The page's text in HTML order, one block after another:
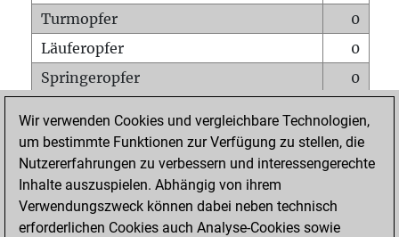
Turmopfer
0
Läuferopfer
0
Springeropfer
0
Matt auf vollem Brett
0
Bauer setzt Matt
0
Erstickte Matts
Unterverwandlungen
Wir verwenden Cookies und vergleichbare Technologien,
um bestimmte Funktionen zur Verfügung zu stellen, die
Nutzererfahrungen zu verbessern und interessengerechte
Inhalte auszuspielen. Abhängig von ihrem
Verwendungszweck können dabei neben technisch
erforderlichen Cookies auch Analyse-Cookies sowie